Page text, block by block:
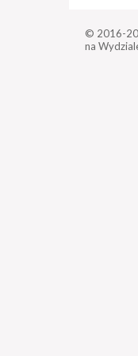
© 2016-
na